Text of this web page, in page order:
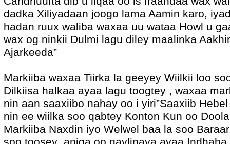
dadka Xiliyadaan joogo lama Aamin karo,
hadan ruux waliba waxaa uu wataa Howl u
wax og ninkii Dulmi lagu diley maalinka
Ajarkeeda”
Markiiba waxaa Tiirka la geeyey Wiilkii loo
Dilkiisa halkaa ayaa lagu toogtey , waxaa
nin aan saaxiibo nahay oo i yiri”Saaxiib
nin ee wiilka soo qabtey Konton Kun oo
Markiiba Naxdin iyo Welwel baa la soo
soo toosey ,aniga oo qaylinaya ayaa Indhaha